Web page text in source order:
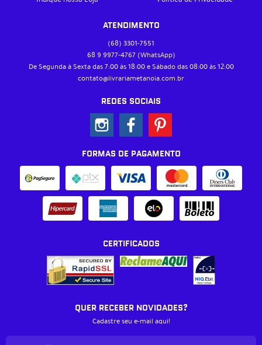
ATENDIMENTO
(68) 3301-7551
68 9 9977-4767 (WhatsApp)
De Segunda à Sexta das 7:00 às 18:00 e Sábado das 08:00 às 12:00
contato@livrariametanoia.com.br
REDES SOCIAIS
FORMAS DE PAGAMENTO
CERTIFICADOS
QUER RECEBER NOVIDADES?
Cadastre seu e-mail aqui!